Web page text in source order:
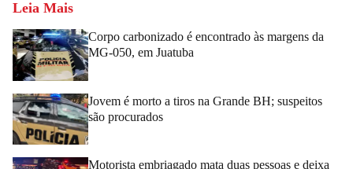
Leia Mais
Corpo carbonizado é encontrado às margens da
MG-050, em Juatuba
Jovem é morto a tiros na Grande BH; suspeitos
são procurados
Motorista embriagado mata duas pessoas e deixa